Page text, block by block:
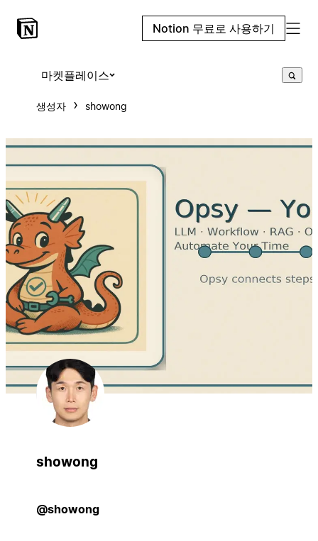
Notion 무료로 사용하기
마켓플레이스
생성자 showong
showong
@showong